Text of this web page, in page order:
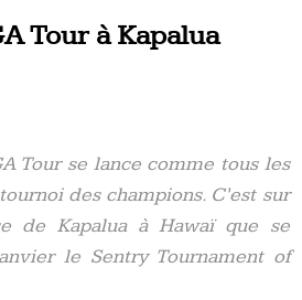
Tour à Kapalua
Tour se lance comme tous les
des champions. C’est sur
de Kapalua à Hawaï que se
le Sentry Tournament of